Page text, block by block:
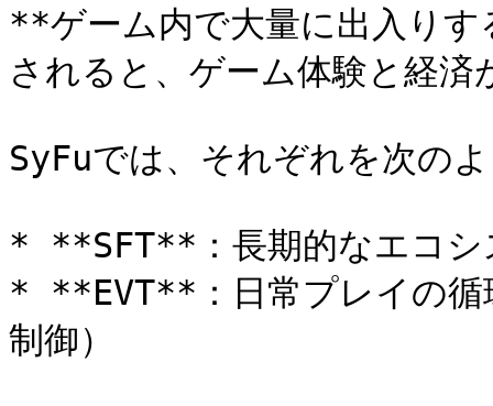
**ゲーム内で大量に出入りす
されると、ゲーム体験と経
SyFuでは、それぞれを次の
* **SFT**：長期的なエコシ
* **EVT**：日常プレイの循
制御）